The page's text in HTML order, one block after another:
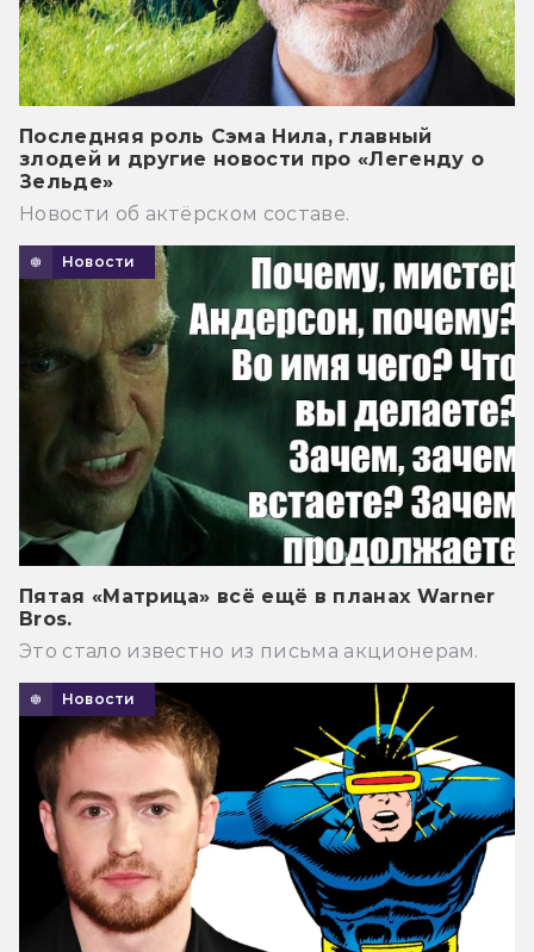
Последняя роль Сэма Нила, главный
злодей и другие новости про «Легенду о
Зельде»
Новости об актёрском составе.
Новости
Пятая «Матрица» всё ещё в планах Warner
Bros.
Это стало известно из письма акционерам.
Новости